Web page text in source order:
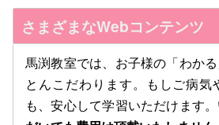
さまざまなWebコンテンツ
馬渕教室では、お子様の「わか
とんこだわります。もしご病気
も、安心して学習いただけます。